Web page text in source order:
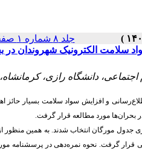
جلد ۸ شماره ۱ صفحات ۹۳-۸۴
سلامت الکترونیک شهروندان در
دانشگاه رازی، کرمانشاه،
و افزایش سواد سلامت بسیار
بحران‌ها مورد مطالعه قرار گرفت.
از روش نمونه‌گیری جدول مورگان انتخاب شدند.